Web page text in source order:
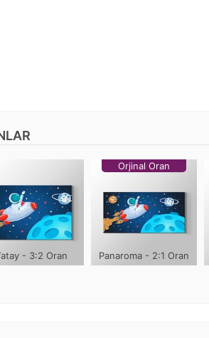
- 3:2 Oran
Orjinal Oran
Panaroma - 2:1 Oran